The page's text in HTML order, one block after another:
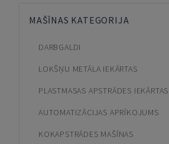
MAŠĪNAS KATEGORIJA
DARBGALDI
LOKŠŅU METĀLA IEKĀRTAS
PLASTMASAS APSTRĀDES IEKĀRTAS
AUTOMATIZĀCIJAS APRĪKOJUMS
KOKAPSTRĀDES MAŠĪNAS